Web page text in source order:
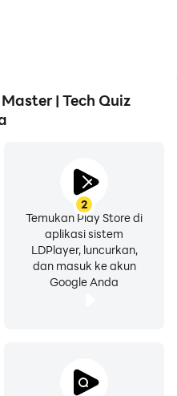
| Tech Quiz
2
Temukan Play Store di
aplikasi sistem
LDPlayer, luncurkan,
dan masuk ke akun
Google Anda